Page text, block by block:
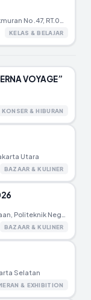
KELAS & BELAJAR
VOYAGE”
KONSER & HIBURAN
Utara
BAZAAR & KULINER
BAZAAR & KULINER
Selatan
& EXHIBITION